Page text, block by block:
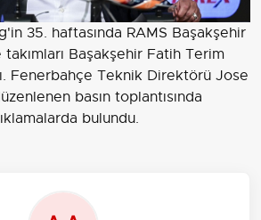
35. haftasında RAMS Başakşehir
Başakşehir Fatih Terim
Fenerbahçe Teknik Direktörü Jose
basın toplantısında
bulundu.